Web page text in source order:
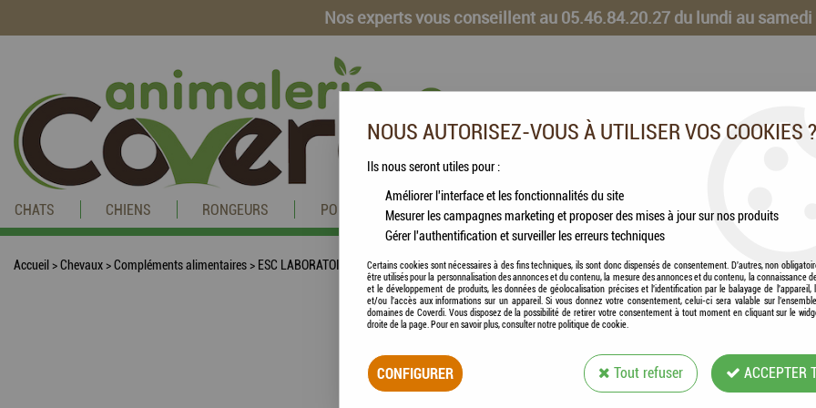
Nos experts vous conseillent au 05.46.84.20.27 du lundi au samedi
CHATS CHIENS RONGEURS POISSONS CHEVAUX VOLAILLES ANIMAUX DE LA FERME
Accueil >Chevaux>Compléments alimentaires> ESC LABORATOIRE - Siliflex, protection & souplesse des articulations - 1L
ESC
SOUPLESSE DES
NOUS AUTORISEZ-VOUS À UTILISER VOS COOKIES ?
Ils nous seront utiles pour :
Améliorer l'interface et les fonctionnalités du site
Mesurer les campagnes marketing et proposer des mises à jour sur nos produits
Gérer l'authentification et surveiller les erreurs techniques
Certains cookies sont nécessaires à des fins techniques, ils sont donc dispensés de consentement. D'autres, non
être utilisés pour la personnalisation des annonces et du contenu, la mesure des annonces et du contenu, la connaissance
et le développement de produits, les données de géolocalisation précises et l'identification par le balayage de l'appareil,
et/ou l'accès aux informations sur un appareil. Si vous donnez votre consentement, celui-ci sera valable sur
domaines de Coverdi. Vous disposez de la possibilité de retirer votre consentement à tout moment en cliquant sur le
droite de la page. Pour en savoir plus, consulter notre politique de cookie.
CONFIGURER Tout refuser ACCEPTER